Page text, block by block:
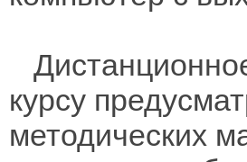
курсу
методических